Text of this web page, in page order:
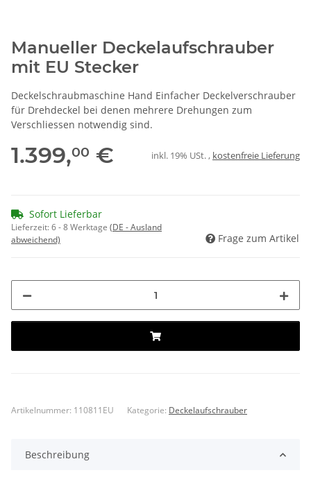
Manueller Deckelaufschrauber
mit EU Stecker
Deckelschraubmaschine Hand Einfacher Deckelverschrauber
für Drehdeckel bei denen mehrere Drehungen zum
Verschliessen notwendig sind.
1.399,00 € inkl. 19% USt. , kostenfreie Lieferung
Sofort Lieferbar
Lieferzeit:6 - 8 Werktage (DE - Ausland
abweichend)
Frage zum Artikel
Artikelnummer: 110811EU Kategorie: Deckelaufschrauber
Beschreibung